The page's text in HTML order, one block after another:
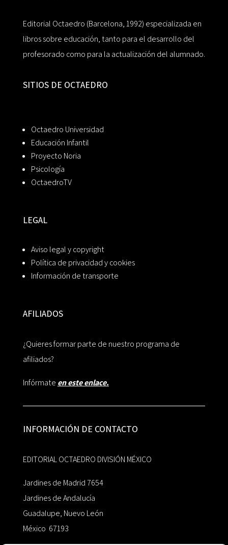
Editorial Octaedro (Barcelona, 1992) especializada en
libros sobre educación, tanto para el desarrollo del
profesorado como para la actualización del alumnado.
SITIOS DE OCTAEDRO
Octaedro Universidad
Educación Infantil
Proyecto Noria
Psicología
OctaedroTV
LEGAL
Aviso legal y copyright
Política de privacidad y cookies
Información de transporte
AFILIADOS
¿Quieres formar parte de nuestro programa de
afiliados?
Infórmate en este enlace.
INFORMACIÓN DE CONTACTO
EDITORIAL OCTAEDRO DIVISIÓN MÉXICO
Jardines de Madrid 7654
Jardines de Andalucía
Guadalupe, Nuevo León
México 67193